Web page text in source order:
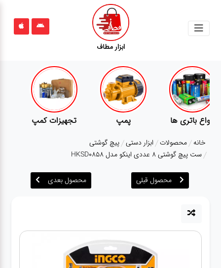
ابزار مطاف
محصولات
قوانین
سایت
ارتباط
باما
درباره
کارواش
پمپ تجهیزات کمپ گجت
خانه محصولات ابزار دستی پیچ گوشتی
ست پیچ گوشتی ۸ عددی اینکو مدل HKSD0858
محصول قبلی محصول بعدی